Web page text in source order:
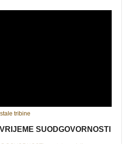
tribine
SUODGOVORNOSTI